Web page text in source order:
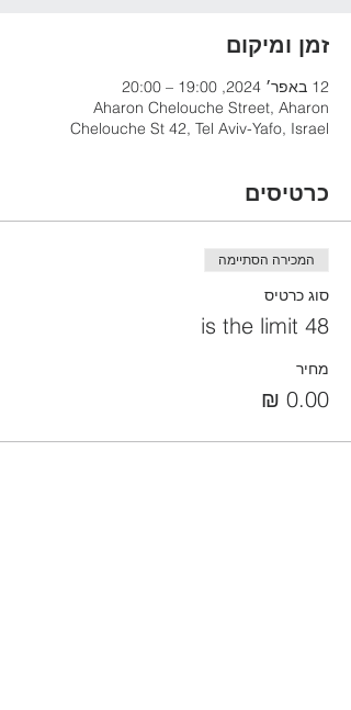
זמן ומיקום
12 באפר׳ 2024, 19:00 – 20:00
Aharon Chelouche Street, Aharon
Chelouche St 42, Tel Aviv-Yafo, Israel
כרטיסים
המכירה הסתיימה
סוג כרטיס
48 is the limit
מחיר